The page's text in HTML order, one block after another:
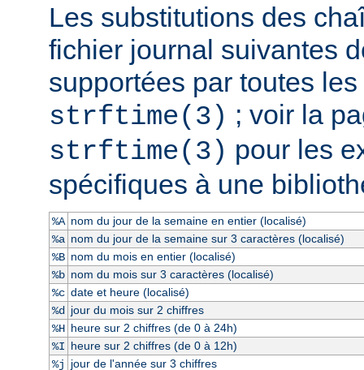
Les substitutions des
fichier journal suivantes
supportées par toutes
strftime(3) ; voir la
strftime(3) pour les
spécifiques à une
%A nom du jour de la semaine en entier (localisé)
%a nom du jour de la semaine sur 3 caractères (localisé)
%B nom du mois en entier (localisé)
%b nom du mois sur 3 caractères (localisé)
%c date et heure (localisé)
%d
jour du mois sur 2 chiffres
%H heure sur 2 chiffres (de 0 à 24h)
%I heure sur 2 chiffres (de 0 à 12h)
%j
jour de l'année sur 3 chiffres